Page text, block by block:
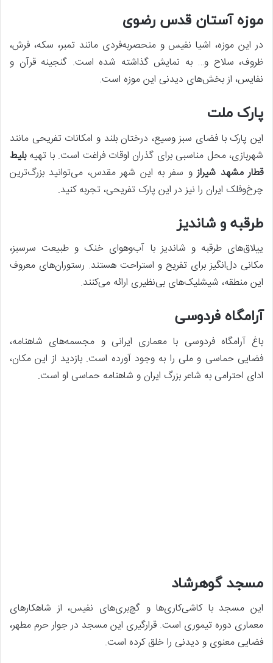
موزه آستان قدس رضوی
در این موزه، اشیا نفیس و منحصربه‌فردی مانند تمبر، سکه، فرش،
ظروف، سلاح و… به نمایش گذاشته شده است. گنجینه قرآن و
نفایس، از بخش‌های دیدنی این موزه است.
پارک ملت
این پارک با فضای سبز وسیع، درختان بلند و امکانات تفریحی مانند
شهربازی، محل مناسبی برای گذران اوقات فراغت است. با تهیهبلیط
قطار مشهد شیرازو سفر به این شهر مقدس، می‌توانید بزرگ‌ترین
چرخ‌وفلک ایران را نیز در این پارک تفریحی، تجربه کنید.
طرقبه و شاندیز
ییلاق‌های طرقبه و شاندیز با آب‌وهوای خنک و طبیعت سرسبز،
مکانی دل‌انگیز برای تفریح و استراحت هستند. رستوران‌های معروف
این منطقه، شیشلیک‌های بی‌نظیری ارائه می‌کنند.
آرامگاه فردوسی
باغ آرامگاه فردوسی با معماری ایرانی و مجسمه‌های شاهنامه،
فضایی حماسی و ملی را به وجود آورده است. بازدید از این مکان،
ادای احترامی به شاعر بزرگ ایران و شاهنامه حماسی او است.
مسجد گوهرشاد
این مسجد با کاشی‌کاری‌ها و گچ‌بری‌های نفیس، از شاهکارهای
معماری دوره تیموری است. قرارگیری این مسجد در جوار حرم مطهر،
فضایی معنوی و دیدنی را خلق کرده است.